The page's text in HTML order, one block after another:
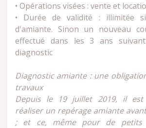
• Opérations visées : vente et
• Durée de validité : illimitée
d'amiante. Sinon un nouveau
effectué dans les 3 ans
diagnostic
Diagnostic amiante : une
travaux
Depuis le 19 juillet 2019, il est
réaliser un repérage amiante
; et ce, même pour de petits